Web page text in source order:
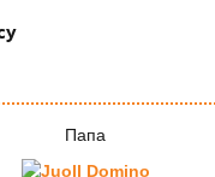
Папа